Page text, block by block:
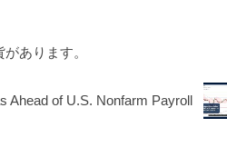
あります。
Ahead of U.S. Nonfarm Payroll